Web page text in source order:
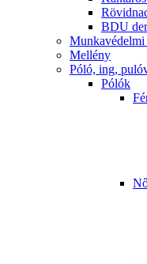
BDU
Munkavédelmi
Mellény
Póló, ing,
Pólók